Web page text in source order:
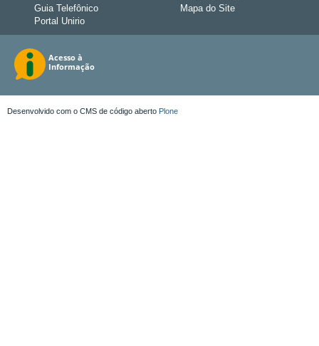
Guia Telefônico
Portal Unirio
Mapa do Site
Desenvolvido com o CMS de código aberto Plone